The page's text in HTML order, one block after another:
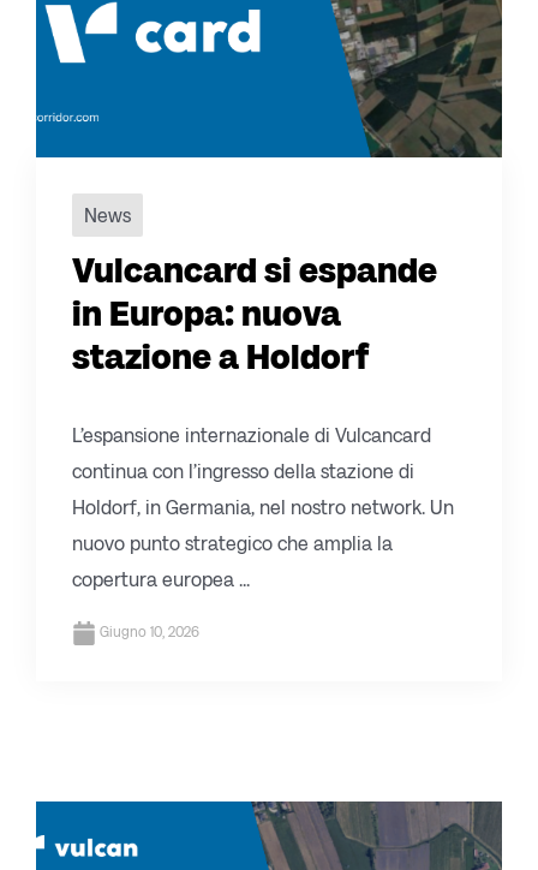
News
Vulcancard si espande
in Europa: nuova
stazione a Holdorf
L’espansione internazionale di Vulcancard
continua con l’ingresso della stazione di
Holdorf, in Germania, nel nostro network. Un
nuovo punto strategico che amplia la
copertura europea ...
Giugno 10, 2026